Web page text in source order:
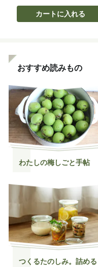
カートに入れる
おすすめ読みもの
わたしの梅しごと手帖
つくるたのしみ。詰める